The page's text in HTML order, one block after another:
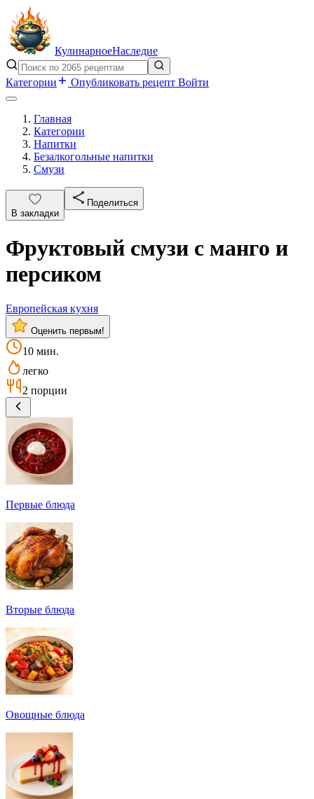
КулинарноеНаследие
Категории Опубликовать рецепт Войти
Главная
Категории
Напитки
Безалкогольные напитки
Смузи
В закладки
Поделиться
Фруктовый смузи с манго и
персиком
Европейская кухня
Оценить первым!
10 мин.
легко
2 порции
Первые блюда
Вторые блюда
Овощные блюда